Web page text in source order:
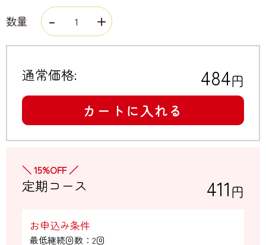
数量
通常価格: 484円
カートに入れる
＼ 15%OFF ／
定期コース 411円
お申込み条件
最低継続回数：2回